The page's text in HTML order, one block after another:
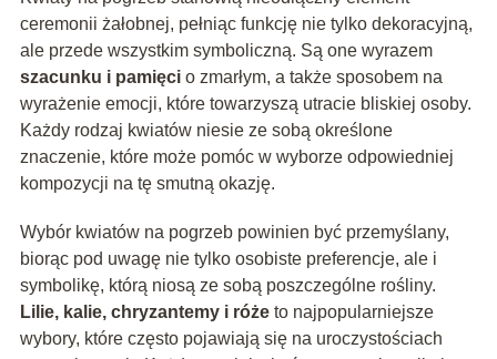
ceremonii żałobnej, pełniąc funkcję nie tylko dekoracyjną,
ale przede wszystkim symboliczną. Są one wyrazem
szacunku i pamięcio zmarłym, a także sposobem na
wyrażenie emocji, które towarzyszą utracie bliskiej osoby.
Każdy rodzaj kwiatów niesie ze sobą określone
znaczenie, które może pomóc w wyborze odpowiedniej
kompozycji na tę smutną okazję.
Wybór kwiatów na pogrzeb powinien być przemyślany,
biorąc pod uwagę nie tylko osobiste preferencje, ale i
symbolikę, którą niosą ze sobą poszczególne rośliny.
Lilie, kalie, chryzantemy i różeto najpopularniejsze
wybory, które często pojawiają się na uroczystościach